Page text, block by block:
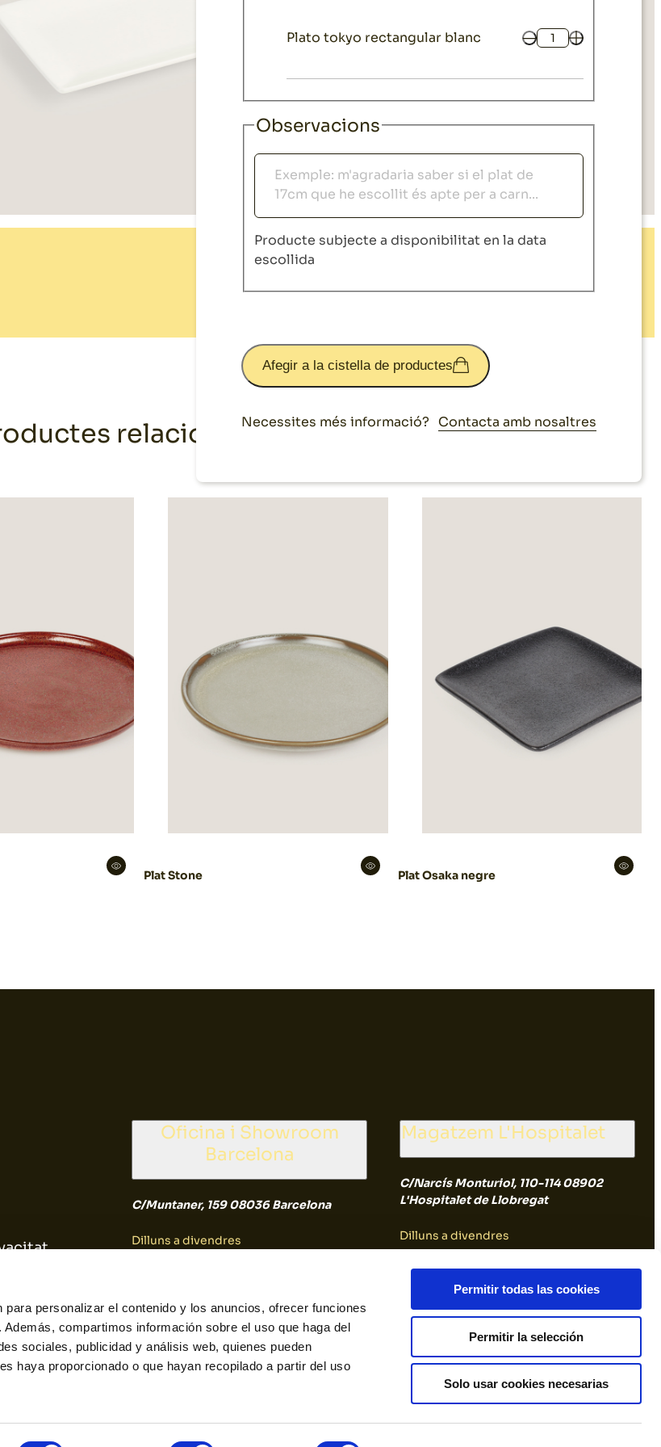
personalizar el contenido y los anuncios, ofrecer funciones
compartimos información sobre el uso que haga del
sociales, publicidad y análisis web, quienes pueden
haya proporcionado o que hayan recopilado a partir del uso
Permitir todas las cookies
Permitir la selección
Solo usar cookies necesarias
Plato tokyo rectangular blanc Quantitat
Observacions
Observacions
Producte subjecte a disponibilitat en la data
escollida
Afegir a la cistella de productes
Necessites més informació? Contacta amb nosaltres
relacionats
Plat Stone Plat Osaka negre
Oficina i Showroom
Barcelona
C/Muntaner, 159 08036 Barcelona
Dilluns a divendres
Dissabte i diumenge
Tancat
Magatzem L'Hospitalet
C/Narcís Monturiol, 110-114 08902
L'Hospitalet de Llobregat
Dilluns a divendres
8:00 a 14:30
Dissabte i diumenge
Tancat